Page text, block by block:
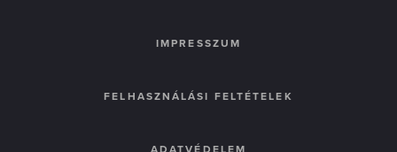
IMPRESSZUM
FELHASZNÁLÁSI FELTÉTELEK
ADATVÉDELEM